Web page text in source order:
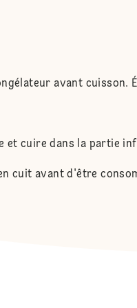
avant cuisson.
cuire dans la partie
cuit avant d'être